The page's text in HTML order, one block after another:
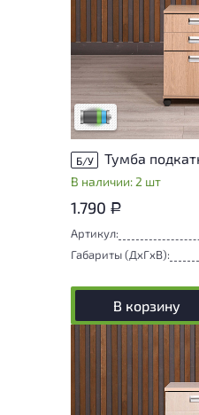
Товар представлен с
износа. От
новому, до
эксплуатации.
разделе
Низкая степень
Б/У
В наличии: 2 шт
1.790 Р
Артикул:
Габариты (ДxГxВ):
В корзину